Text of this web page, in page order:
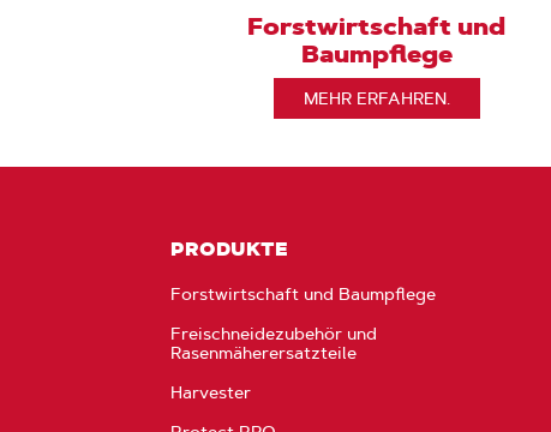
Forstwirtschaft und
Baumpflege
MEHR ERFAHREN.
PRODUKTE
Forstwirtschaft und Baumpflege
Freischneidezubehör und
Rasenmäherersatzteile
Harvester